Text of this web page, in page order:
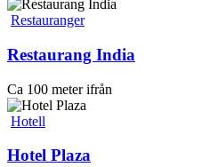
Restauranger
Restaurang India
Ca 100 meter ifrån
Hotell
Hotel Plaza